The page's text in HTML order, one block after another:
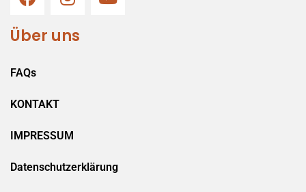
Über uns
FAQs
KONTAKT
IMPRESSUM
Datenschutzerklärung